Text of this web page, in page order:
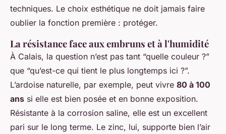
techniques. Le choix esthétique ne doit jamais faire
oublier la fonction première : protéger.
La résistance face aux embruns et à l'humidité
À Calais, la question n’est pas tant “quelle couleur ?”
que “qu’est-ce qui tient le plus longtemps ici ?”.
L’ardoise naturelle, par exemple, peut vivre 80 à 100
ans si elle est bien posée et en bonne exposition.
Résistante à la corrosion saline, elle est un excellent
pari sur le long terme. Le zinc, lui, supporte bien l’air